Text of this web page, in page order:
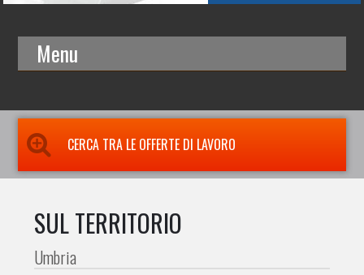
Menu
CERCA TRA LE OFFERTE DI LAVORO
SUL TERRITORIO
Umbria